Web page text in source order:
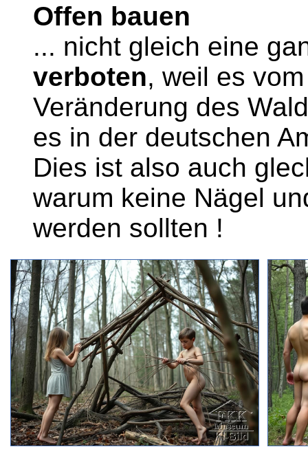
Offen bauen
... nicht gleich eine
verboten, weil es
Veränderung des
es in der deutschen
Dies ist also auch
warum keine Nägel
werden sollten !